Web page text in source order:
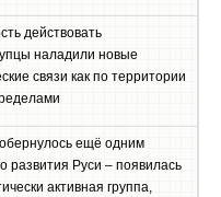
действовать
наладили новые
связи как по территории
ещё одним
развития Руси – появилась
активная группа,